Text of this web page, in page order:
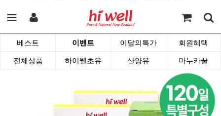
베스트 이벤트 이달의특가 회원혜택
전체상품 하이웰초유 산양유 마누카꿀